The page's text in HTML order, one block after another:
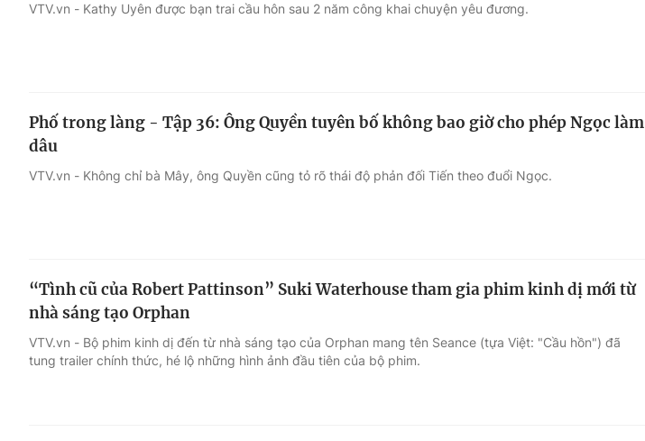
VTV.vn - Kathy Uyên được bạn trai cầu hôn sau 2 năm công khai chuyện yêu đương.
Phố trong làng - Tập 36: Ông Quyền tuyên bố không bao giờ cho phép Ngọc làm
dâu
VTV.vn - Không chỉ bà Mây, ông Quyền cũng tỏ rõ thái độ phản đối Tiến theo đuổi Ngọc.
“Tình cũ của Robert Pattinson” Suki Waterhouse tham gia phim kinh dị mới từ
nhà sáng tạo Orphan
VTV.vn - Bộ phim kinh dị đến từ nhà sáng tạo của Orphan mang tên Seance (tựa Việt: "Cầu hồn") đã
tung trailer chính thức, hé lộ những hình ảnh đầu tiên của bộ phim.